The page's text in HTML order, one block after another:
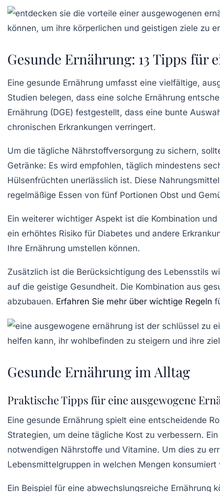
Gesunde Ernährung: 13 Tipps für
Eine gesunde Ernährung umfasst eine vielfältige,
Studien belegen, dass eine solche Ernährung
Ernährung (DGE) festgestellt, dass eine bunte
chronischen Erkrankungen verringert.
Um die tägliche Nährstoffversorgung zu sichern,
Getränke: Es wird empfohlen, täglich mindestens
Hülsenfrüchten unerlässlich ist. Diese
regelmäßige Essen von fünf Portionen Obst und
Ein weiterer wichtiger Aspekt ist die Kombination und
ein erhöhtes Risiko für Diabetes und andere
Ihre Ernährung umstellen können.
Zusätzlich ist die Berücksichtigung des Lebensstils
auf die geistige Gesundheit. Die Kombination aus
abzubauen. Erfahren Sie mehr über wichtige Regeln
Gesunde Ernährung im Alltag
Praktische Tipps für eine ausgewogene
Eine gesunde Ernährung spielt eine entscheidende
Strategien, um deine tägliche Kost zu verbessern.
notwendigen Nährstoffe und Vitamine. Um dies zu
Lebensmittelgruppen in welchen Mengen konsumiert
Ein Beispiel für eine abwechslungsreiche Ernährung